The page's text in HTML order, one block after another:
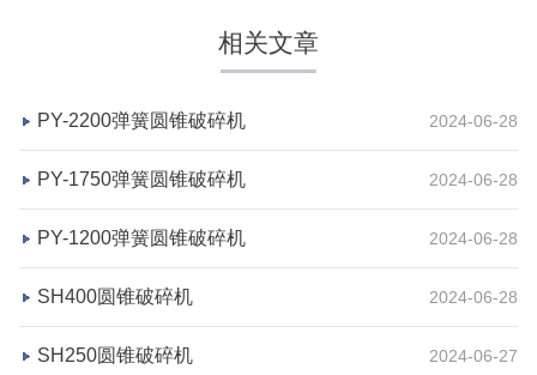
湖北省宜昌市砂石集并日产一万吨砂石料生产线
项目坐标
相关文章
PY-2200弹簧圆锥破碎机 2024-06-28
PY-1750弹簧圆锥破碎机 2024-06-28
PY-1200弹簧圆锥破碎机 2024-06-28
SH400圆锥破碎机 2024-06-28
SH250圆锥破碎机 2024-06-27